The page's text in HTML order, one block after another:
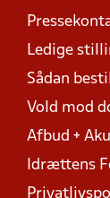
Ledige
Sådan
Vold mod
Afbud +
Idrættens